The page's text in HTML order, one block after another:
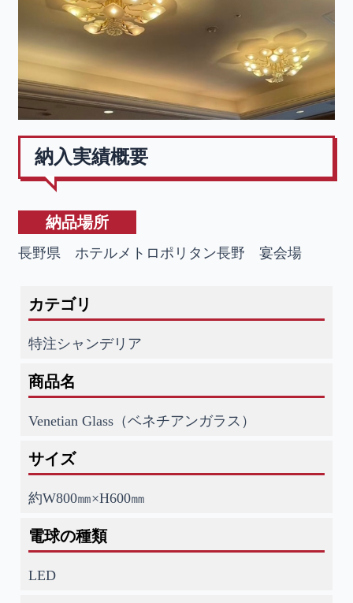
納入実績概要
納品場所
長野県 ホテルメトロポリタン長野 宴会場
カテゴリ
特注シャンデリア
商品名
Venetian Glass（ベネチアンガラス）
サイズ
約W800㎜×H600㎜
電球の種類
LED